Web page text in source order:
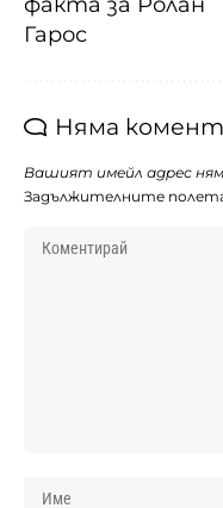
факта за Ролан
Гарос
Няма
Вашият имейл адрес
Задължителните